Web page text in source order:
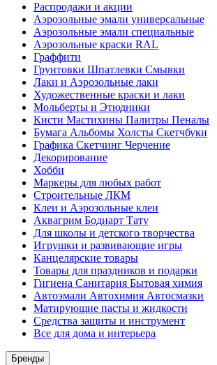
Распродажи и акции
Аэрозольные эмали универсальные
Аэрозольные эмали специальные
Аэрозольные краски RAL
Граффити
Грунтовки Шпатлевки Смывки
Лаки и Аэрозольные лаки
Художественные краски и лаки
Мольберты и Этюдники
Кисти Мастихины Палитры Пеналы
Бумага Альбомы Холсты Скетчбуки
Графика Скетчинг Черчение
Декорирование
Хобби
Маркеры для любых работ
Строительные ЛКМ
Клеи и Аэрозольные клеи
Аквагрим Бодиарт Тату
Для школы и детского творчества
Игрушки и развивающие игры
Канцелярские товары
Товары для праздников и подарки
Гигиена Санитария Бытовая химия
Автоэмали Автохимия Автосмазки
Матирующие пасты и жидкости
Средства защиты и инструмент
Все для дома и интерьера
Бренды